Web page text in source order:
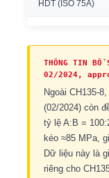
HDT (ISO 75A)
THÔNG TIN
02/2024,
Ngoài CH135-
(02/2024) còn
tỷ lệ A:B =
kéo ≈85 MPa,
Dữ liệu này là
riêng cho